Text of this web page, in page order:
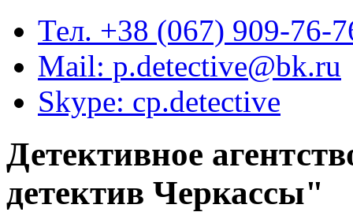
Тел. +38 (067) 909-76-
Mail: p.detective@bk.ru
Skype: cp.detective
Детективное
детектив Черкассы"